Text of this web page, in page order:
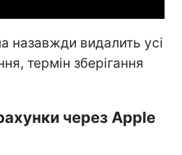
назавжди видалить усі
термін зберігання
через Apple